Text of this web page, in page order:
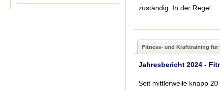
zuständig. In der Regel...
Fitness- und Krafttraining für
Jahresbericht 2024 -
Seit mittlerweile knapp